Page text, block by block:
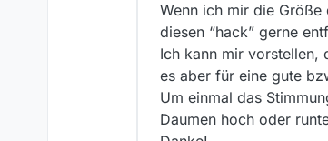
Wenn ich mir die
diesen “hack” gerne
Ich kann mir vorstellen,
es aber für eine gute
Um einmal das
Daumen hoch oder